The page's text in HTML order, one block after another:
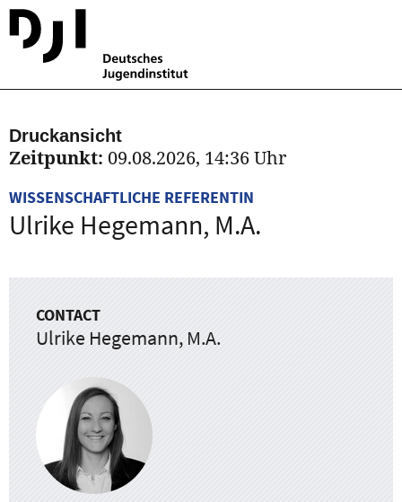
Druckansicht
Zeitpunkt: 09.08.2026, 14:36 Uhr
WISSENSCHAFTLICHE REFERENTIN
Ulrike Hegemann, M.A.
CONTACT
Ulrike Hegemann, M.A.